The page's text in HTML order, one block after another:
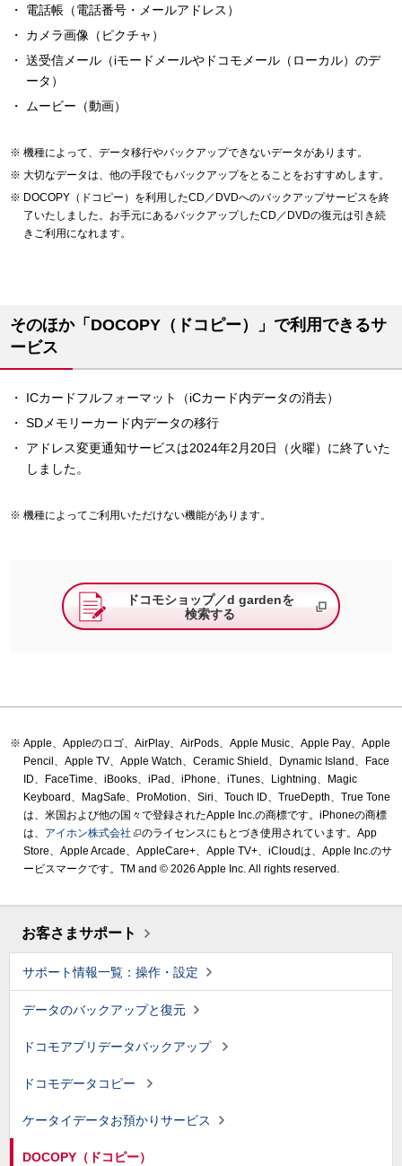
電話帳（電話番号・メールアドレス）
カメラ画像（ピクチャ）
送受信メール（iモードメールやドコモメール（ローカル）のデ
ータ）
ムービー（動画）
機種によって、データ移行やバックアップできないデータがあります。
大切なデータは、他の手段でもバックアップをとることをおすすめします。
DOCOPY（ドコピー）を利用したCD／DVDへのバックアップサービスを終
了いたしました。お手元にあるバックアップしたCD／DVDの復元は引き続
きご利用になれます。
そのほか「DOCOPY（ドコピー）」で利用できるサ
ービス
ICカードフルフォーマット（iCカード内データの消去）
SDメモリーカード内データの移行
アドレス変更通知サービスは2024年2月20日（火曜）に終了いた
しました。
機種によってご利用いただけない機能があります。
ドコモショップ／d gardenを
検索する
Apple、Appleのロゴ、AirPlay、AirPods、Apple Music、Apple Pay、Apple
Pencil、Apple TV、Apple Watch、Ceramic Shield、Dynamic Island、Face
ID、FaceTime、iBooks、iPad、iPhone、iTunes、Lightning、Magic
Keyboard、MagSafe、ProMotion、Siri、Touch ID、TrueDepth、True Tone
は、米国および他の国々で登録されたApple Inc.の商標です。iPhoneの商標
は、 アイホン株式会社
のライセンスにもとづき使用されています。App
Store、Apple Arcade、AppleCare+、Apple TV+、iCloudは、Apple Inc.のサ
ービスマークです。TM and © 2026 Apple Inc. All rights reserved.
お客さまサポート
サポート情報一覧：操作・設定
データのバックアップと復元
ドコモアプリデータバックアップ
ドコモデータコピー
ケータイデータお預かりサービス
DOCOPY（ドコピー）